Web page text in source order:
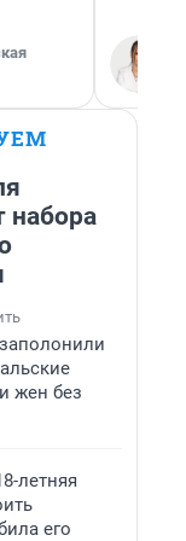
набора
жен без
летняя
его